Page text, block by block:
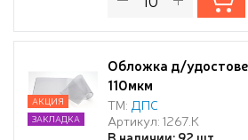
Обложка д/
110мкм
ТМ: ДПС
Артикул: 1267.К
АКЦИЯ
ЗАКЛАДКА